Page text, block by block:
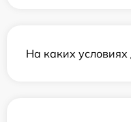
На каких условиях